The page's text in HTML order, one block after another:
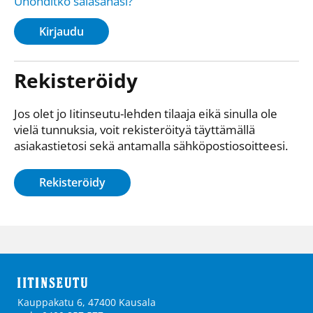
Kirjaudu
Rekisteröidy
Jos olet jo Iitinseutu-lehden tilaaja eikä sinulla ole
vielä tunnuksia, voit rekisteröityä täyttämällä
asiakastietosi sekä antamalla sähkö­posti­osoitteesi.
Rekisteröidy
Kauppakatu 6, 47400 Kausala